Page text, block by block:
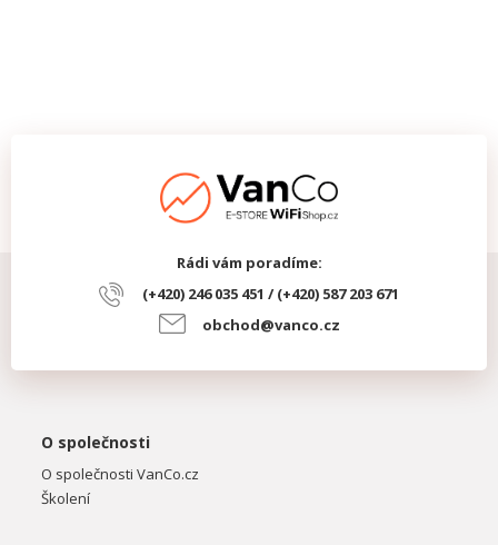
Rádi vám poradíme:
(+420) 246 035 451 / (+420) 587 203 671
obchod@vanco.cz
O společnosti
O společnosti VanCo.cz
Školení